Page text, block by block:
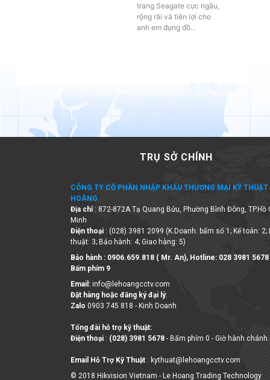
anh em đựng đồ…
TRỤ SỞ CHÍNH
CÔNG TY CỔ PHẦN NHẬP KHẨU THƯƠNG MẠI KỸ THUẬT
Địa chỉ: 872-872A Tạ Quang Bửu, Phường Bình Đông, TP.Hồ
Minh
Điện thoại: (028) 3981 2099 (K.Doanh: bấm số 1; Kế toán: 2;
thuật: 3; Bảo hành: 4; Giao hàng: 5)
Bảo hành : 0906.659.818 ( Mr. An), Hotline:
028 3981 5678
Bấm phím 9
Email:
info@lehoangcctv.com
Đặt hàng hoặc đăng ký đại lý
Zalo 0903 745 818 - Kinh Doanh
Tổng đài hỗ trợ kỹ thuật:
- Bấm phím 0 - Giờ hành chánh.
Email Hỗ Trợ Kỹ Thuật : kythuat@lehoangcctv.com
© 2018 Hikvision Vietnam - Le Hoang Trading Technology
Company Limited
Số ĐKKD 0306263327 do Sở KHĐT Tp. HCM cấp ngày